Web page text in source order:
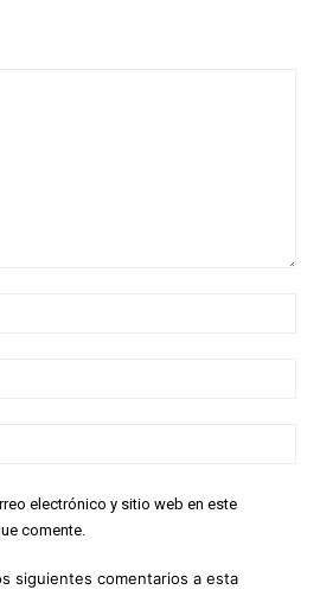
electrónico y sitio web en este
comente.
siguientes comentarios a esta